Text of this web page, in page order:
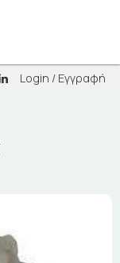
Login / Εγγραφή